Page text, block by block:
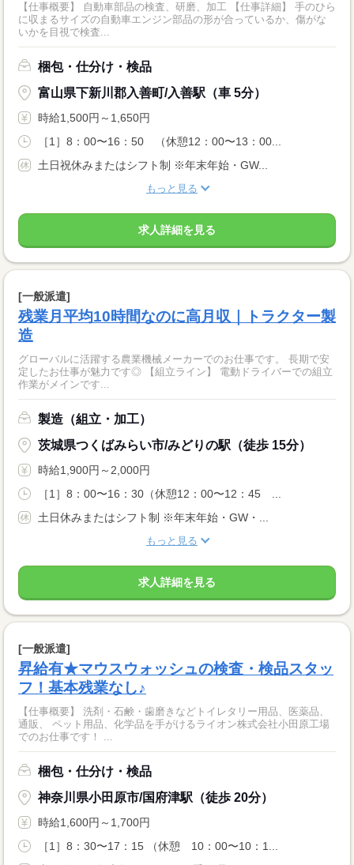
【仕事概要】 自動車部品の検査、研磨、加工 【仕事詳細】 手のひら
に収まるサイズの自動車エンジン部品の形が合っているか、傷がな
いかを目視で検査...
梱包・仕分け・検品
富山県下新川郡入善町/入善駅（車 5分）
時給1,500円～1,650円
［1］8：00〜16：50 （休憩12：00〜13：00...
土日祝休みまたはシフト制 ※年末年始・GW...
もっと見る
求人詳細を見る
[一般派遣]
残業月平均10時間なのに高月収｜トラクター製
造
グローバルに活躍する農業機械メーカーでのお仕事です。 長期で安
定したお仕事が魅力です◎ 【組立ライン】 電動ドライバーでの組立
作業がメインです...
製造（組立・加工）
茨城県つくばみらい市/みどりの駅（徒歩 15分）
時給1,900円～2,000円
［1］8：00〜16：30（休憩12：00〜12：45 ...
土日休みまたはシフト制 ※年末年始・GW・...
もっと見る
求人詳細を見る
[一般派遣]
昇給有★マウスウォッシュの検査・検品スタッ
フ！基本残業なし♪
【仕事概要】 洗剤・石鹸・歯磨きなどトイレタリー用品、医薬品、
通販、 ペット用品、化学品を手がけるライオン株式会社小田原工場
でのお仕事です！ ...
梱包・仕分け・検品
神奈川県小田原市/国府津駅（徒歩 20分）
時給1,600円～1,700円
［1］8：30〜17：15 （休憩 10：00〜10：1...